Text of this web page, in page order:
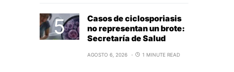
Casos de ciclosporiasis
no representan un brote:
Secretaría de Salud
AGOSTO 6, 2026 1 MINUTE READ